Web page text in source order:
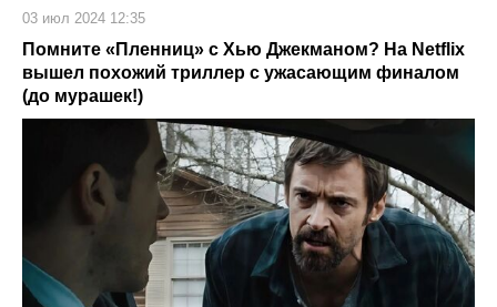
03 июл 2024 12:35
Помните «Пленниц» с Хью Джекманом? На Netflix
вышел похожий триллер с ужасающим финалом
(до мурашек!)